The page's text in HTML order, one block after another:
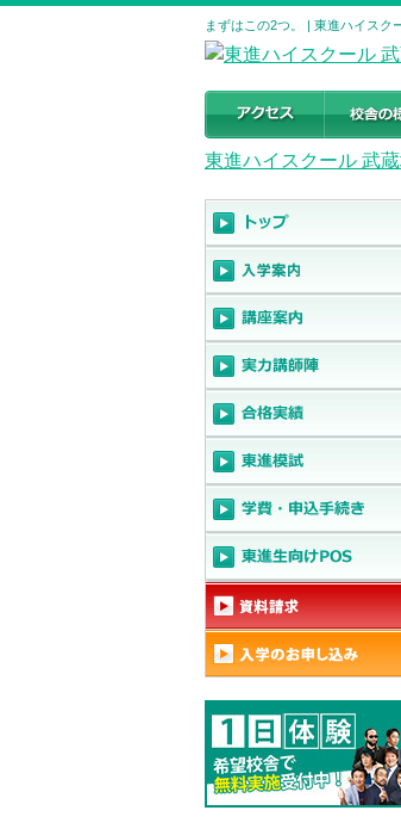
まずはこの2つ。 | 東進ハイスク
東進ハイスクール 武